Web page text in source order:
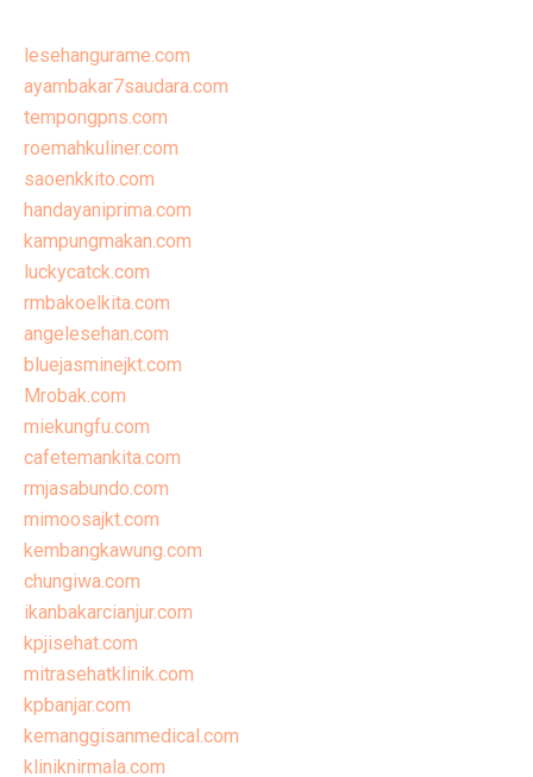
lesehangurame.com
ayambakar7saudara.com
tempongpns.com
roemahkuliner.com
saoenkkito.com
handayaniprima.com
kampungmakan.com
luckycatck.com
rmbakoelkita.com
angelesehan.com
bluejasminejkt.com
Mrobak.com
miekungfu.com
cafetemankita.com
rmjasabundo.com
mimoosajkt.com
kembangkawung.com
chungiwa.com
ikanbakarcianjur.com
kpjisehat.com
mitrasehatklinik.com
kpbanjar.com
kemanggisanmedical.com
kliniknirmala.com